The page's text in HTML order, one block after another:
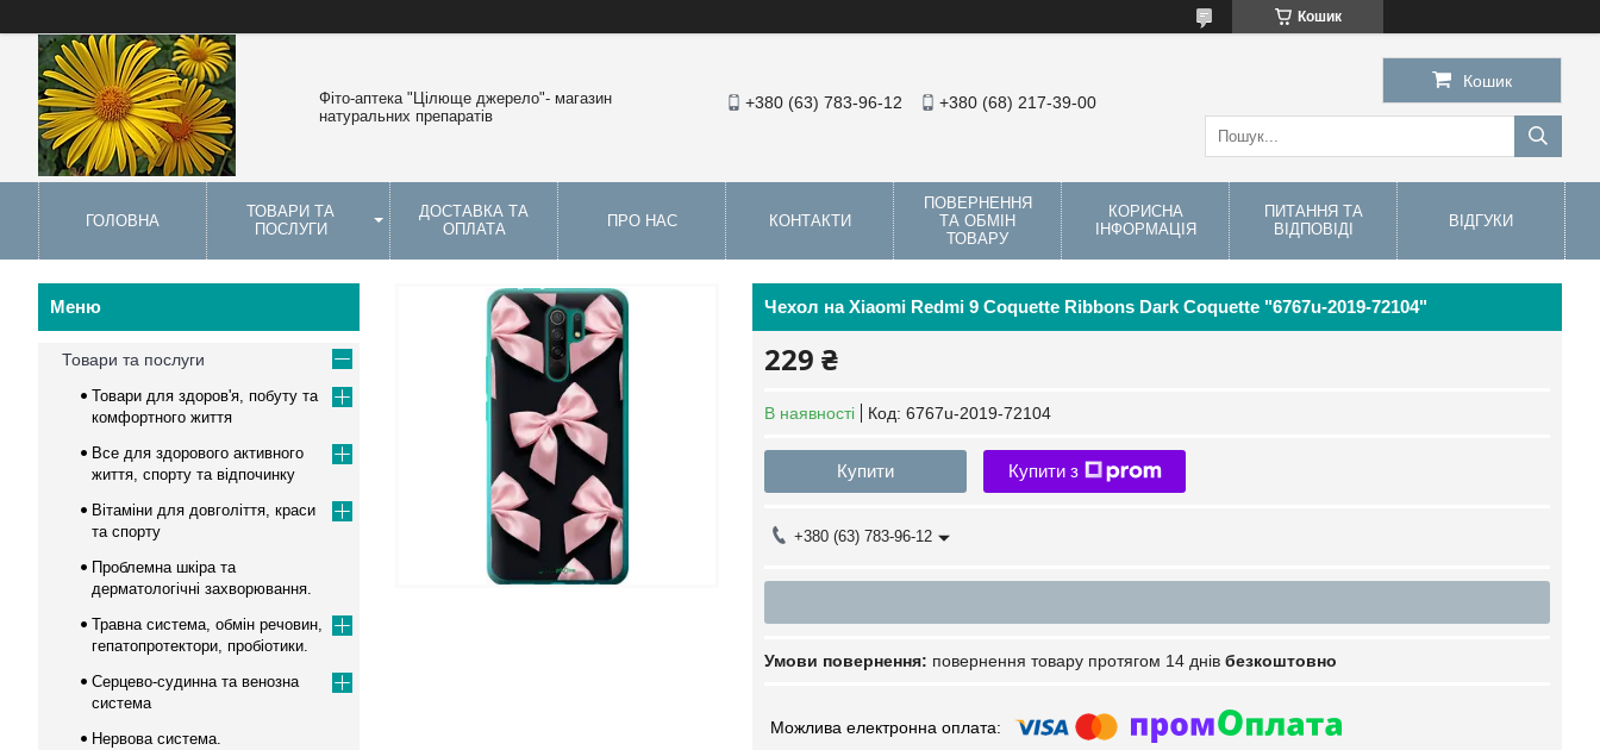
Кошик
Фіто-аптека "Цілюще джерело"- магазин
натуральних препаратів
+380 (63) 783-96-12 +380 (68) 217-39-00
Кошик
ГОЛОВНА
ТОВАРИ ТА
ПОСЛУГИ
ДОСТАВКА ТА
ОПЛАТА
ПРО НАС КОНТАКТИ
ПОВЕРНЕННЯ
ТА ОБМІН
ТОВАРУ
КОРИСНА
ІНФОРМАЦІЯ
ПИТАННЯ ТА
ВІДПОВІДІ
ВІДГУКИ
Чехол на Xiaomi Redmi 9 Coquette Ribbons Dark Coquette "6767u-2019-72104"
229 ₴
В наявності Код: 6767u-2019-72104
Купити Купити з
+380 (63) 783-96-12
повернення товару протягом 14 днів безкоштовно
Товари та послуги
Товари для здоров'я, побуту та
комфортного життя
Все для здорового активного
життя, спорту та відпочинку
Вітаміни для довголіття, краси
та спорту
Проблемна шкіра та
дерматологічні захворювання.
Травна система, обмін речовин,
гепатопротектори, пробіотики.
Серцево-судинна та венозна
система
Нервова система.